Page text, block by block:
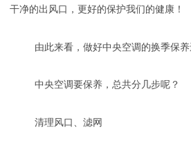
干净的出风口，更好的保护我们的健康！
由此来看，做好中央空调的换季保养
中央空调要保养，总共分几步呢？
清理风口、滤网